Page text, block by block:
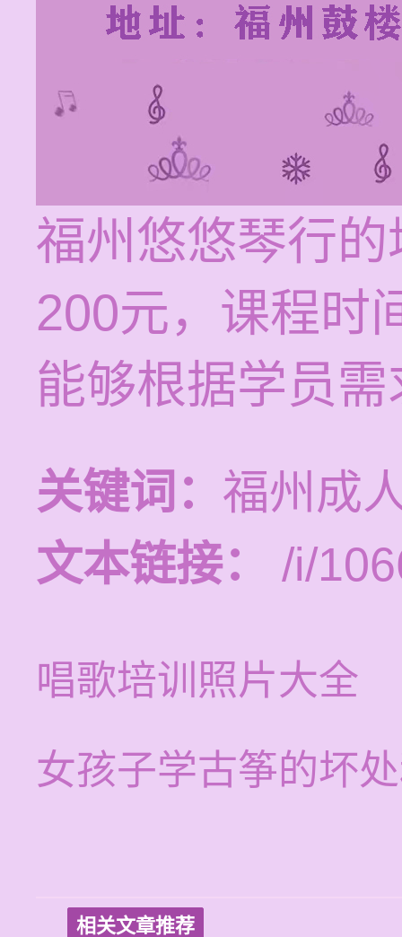
福州悠悠琴行
200元，课程时
能够根据学员
关键词： 福州成
文本链接：
/i/
唱歌培训照片大全
女孩子学古筝的坏
相关文章推荐